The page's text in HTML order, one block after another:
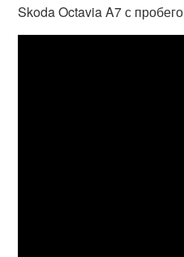
Skoda Octavia A7 с